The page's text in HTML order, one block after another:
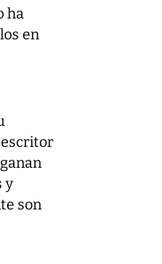
ha
en
escritor
y
son